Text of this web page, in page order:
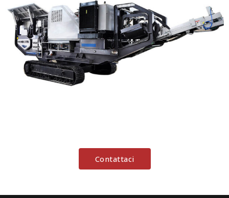
Contattaci